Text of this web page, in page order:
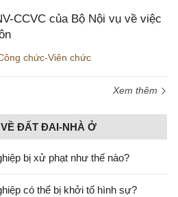
CCVC của Bộ Nội vụ về việc
chức-Viên chức
Xem thêm
ĐẤT ĐAI-NHÀ Ở
bị xử phạt như thế nào?
có thể bị khởi tố hình sự?